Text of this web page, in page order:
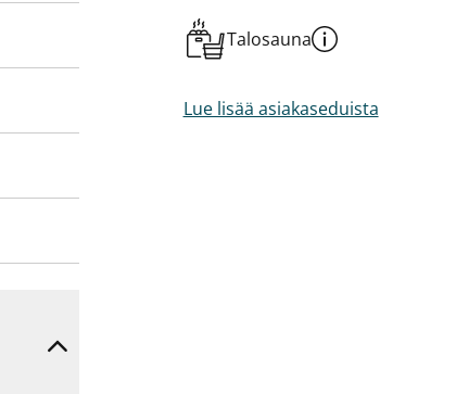
Talosauna
Lue lisää asiakaseduista